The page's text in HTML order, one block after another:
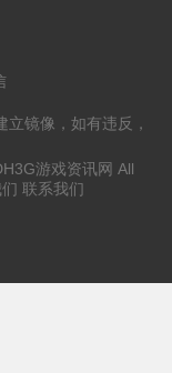
镜像，如有违反，
游戏资讯网 All
联系我们